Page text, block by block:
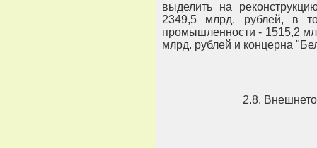
выделить на
2349,5 млрд. рублей, в
промышленности - 1515,2
млрд. рублей и концерна
2.8.